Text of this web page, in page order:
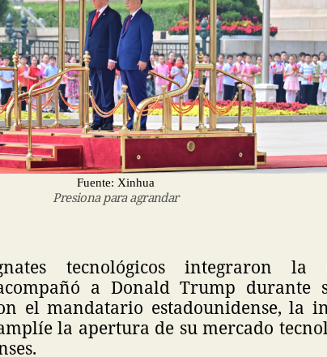
Fuente: Xinhua
Presiona para agrandar
tecnológicos integraron la
a Donald Trump durante
el mandatario estadounidense, la
la apertura de su mercado